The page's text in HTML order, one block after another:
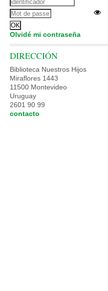
Olvidé mi contraseña
DIRECCIÓN
Biblioteca Nuestros Hijos
Miraflores 1443
11500 Montevideo
Uruguay
2601 90 99
contacto